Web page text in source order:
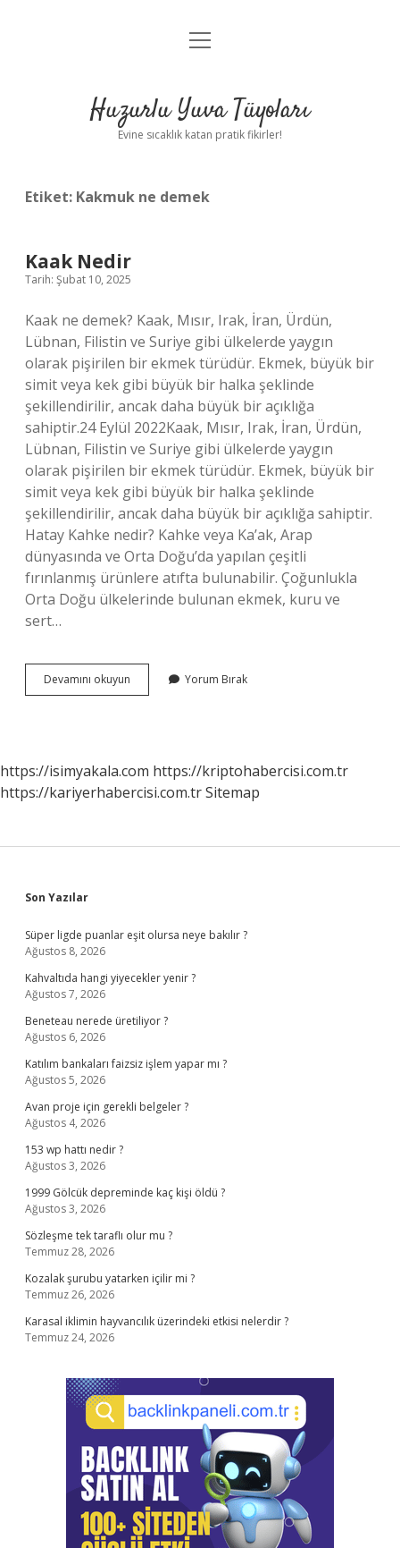
Anasayfa
Yasal Uyarı
menüyü
Huzurlu Yuva Tüyoları
Evine sıcaklık katan pratik fikirler!
Etiket: Kakmuk ne demek
Kaak Nedir
Tarih: Şubat 10, 2025
Kaak ne demek? Kaak, Mısır, Irak, İran, Ürdün,
Lübnan, Filistin ve Suriye gibi ülkelerde yaygın
olarak pişirilen bir ekmek türüdür. Ekmek, büyük bir
simit veya kek gibi büyük bir halka şeklinde
şekillendirilir, ancak daha büyük bir açıklığa
sahiptir.24 Eylül 2022Kaak, Mısır, Irak, İran, Ürdün,
Lübnan, Filistin ve Suriye gibi ülkelerde yaygın
olarak pişirilen bir ekmek türüdür. Ekmek, büyük bir
simit veya kek gibi büyük bir halka şeklinde
şekillendirilir, ancak daha büyük bir açıklığa sahiptir.
Hatay Kahke nedir? Kahke veya Ka’ak, Arap
dünyasında ve Orta Doğu’da yapılan çeşitli
fırınlanmış ürünlere atıfta bulunabilir. Çoğunlukla
Orta Doğu ülkelerinde bulunan ekmek, kuru ve
sert…
Devamını okuyun
Nedir
Yorum Bırak
https://isimyakala.com https://kriptohabercisi.com.tr
https://kariyerhabercisi.com.trSitemap
Sidebar
Son Yazılar
Süper ligde puanlar eşit olursa neye bakılır ?
Ağustos 8, 2026
Kahvaltıda hangi yiyecekler yenir ?
Ağustos 7, 2026
Beneteau nerede üretiliyor ?
Ağustos 6, 2026
Katılım bankaları faizsiz işlem yapar mı ?
Ağustos 5, 2026
Avan proje için gerekli belgeler ?
Ağustos 4, 2026
153 wp hattı nedir ?
Ağustos 3, 2026
1999 Gölcük depreminde kaç kişi öldü ?
Ağustos 3, 2026
Sözleşme tek taraflı olur mu ?
Temmuz 28, 2026
Kozalak şurubu yatarken içilir mi ?
Temmuz 26, 2026
Karasal iklimin hayvancılık üzerindeki etkisi nelerdir ?
Temmuz 24, 2026